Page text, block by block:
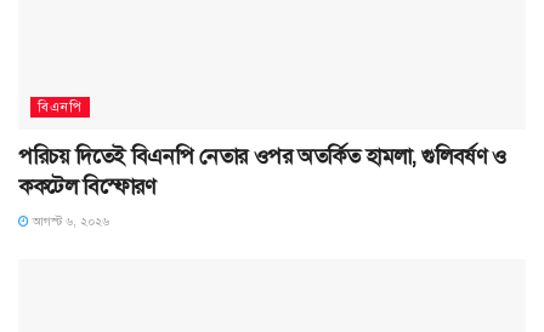
বিএনপি
পরিচয় দিতেই বিএনপি নেতার ওপর অতর্কিত হামলা, গুলিবর্ষণ ও
ককটেল বিস্ফোরণ
আগস্ট ৬, ২০২৬